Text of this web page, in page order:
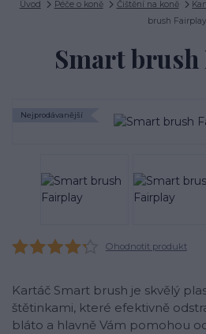
Úvod Péče o koně Čištění na koně
brush Fairplay
Smart
Nejprodávanější
Ohodnotit produkt
Kartáč Smart brush je skvělý
štětinkami, které efektivně
bláto a hlavně Vám pomohou